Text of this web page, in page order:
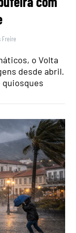
Freire
o Volta
desde abril.
quiosques